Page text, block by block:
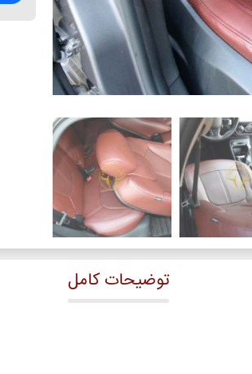
توضیحات کامل